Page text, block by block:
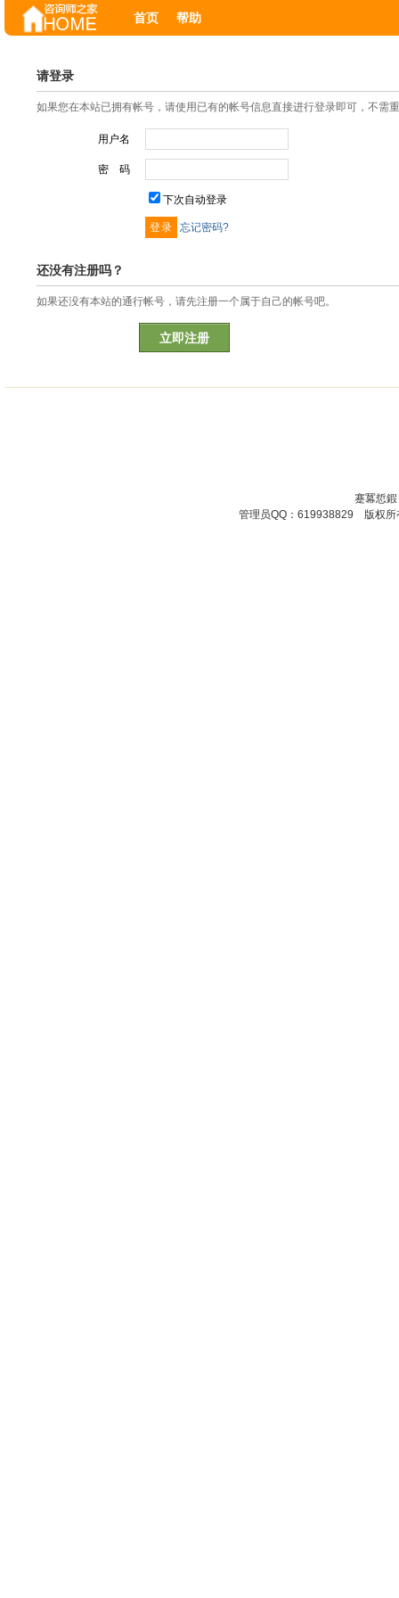
首页 帮助
请登录
如果您在本站已拥有帐号，请使用已有的帐号信息直接进行登录即可，不需
用户名
密 码
下次自动登录
忘记密码?
还没有注册吗？
如果还没有本站的通行帐号，请先注册一个属于自己的帐号吧。
立即注册
蹇冪悊
管理员QQ：619938829 版权